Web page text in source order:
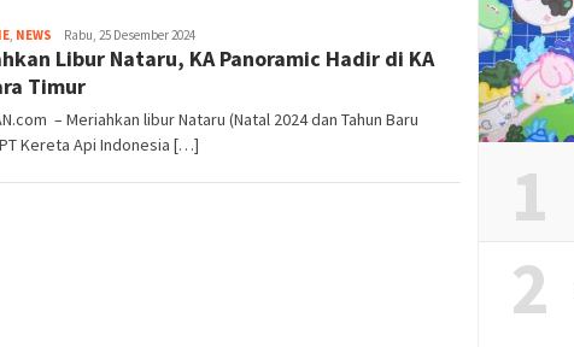
, NEWS Tim
Redaksi
Rabu, 25 Desember 2024
Libur Nataru, KA Panoramic Hadir di KA
Timur
– Meriahkan libur Nataru (Natal 2024 dan Tahun Baru
Kereta Api Indonesia […]
1
2